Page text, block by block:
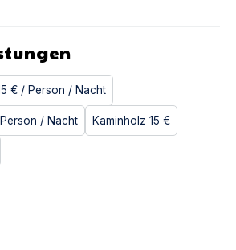
€ / Person / Nacht
/ Nacht Kaminholz 15 €